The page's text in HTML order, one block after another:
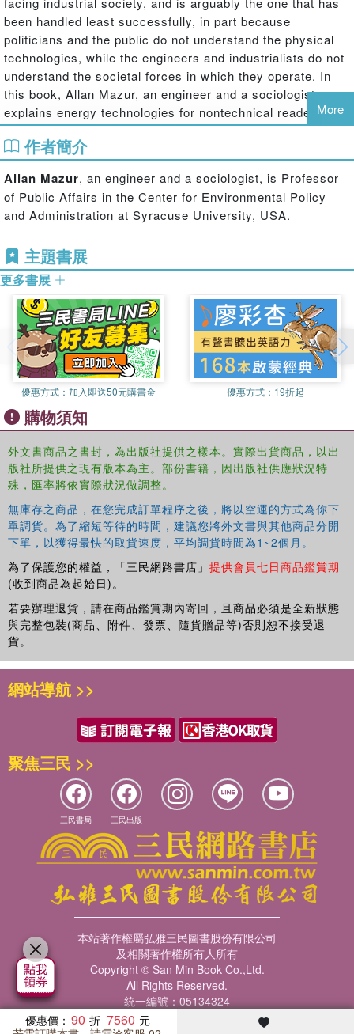
been handled least successfully, in part because
politicians and the public do not understand the physical
technologies, while the engineers and industrialists do not
understand the societal forces in which they operate. In
this book, Allan Mazur, an engineer and a sociologist,
explains energy technologies for nontechnical readers and
analyses the sociology of energy.
The book gives an overview of energy policy in
industrialised countries including analysis of climate
change, the development of electricity, forms of renewable
energy and public perception of the issues. Energy is a
key component to environment policy and to the workings
of industrial society. This novel approach to energy
technology and policy makes the book an invaluable inter-
disciplinary resource for students across a range of
subjects, from environmental and engineering policy, to
energy technology, public administration, and
environmental sociology and economics.
More
作者簡介
Allan Mazur, an engineer and a sociologist, is Professor
of Public Affairs in the Center for Environmental Policy
and Administration at Syracuse University, USA.
主題書展
更多書展
優惠方式： 加入即送50元購書金 優惠方式： 19折起
購物須知
外文書商品之書封，為出版社提供之樣本。實際出貨商品，以出
版社所提供之現有版本為主。部份書籍，因出版社供應狀況特
殊，匯率將依實際狀況做調整。
無庫存之商品，在您完成訂單程序之後，將以空運的方式為你下
單調貨。為了縮短等待的時間，建議您將外文書與其他商品分開
下單，以獲得最快的取貨速度，平均調貨時間為1~2個月。
為了保護您的權益，「三民網路書店」 提供會員七日商品鑑賞期
(收到商品為起始日)。
若要辦理退貨，請在商品鑑賞期內寄回，且商品必須是全新狀態
與完整包裝(商品、附件、發票、隨貨贈品等)否則恕不接受退
貨。
優惠價： 90 7560
網站導航 >>
聚焦三民 >>
三民書局 三民出版
本站著作權屬弘雅三民圖書股份有限公司
及相關著作權所有人所有
Copyright © San Min Book Co.,Ltd.
All Rights Reserved.
統一編號：05134324